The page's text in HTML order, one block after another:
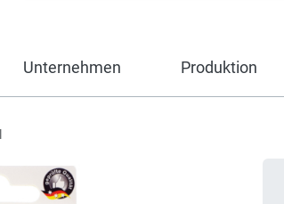
Unternehmen Produktion